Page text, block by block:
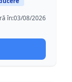
în:03/08/2026